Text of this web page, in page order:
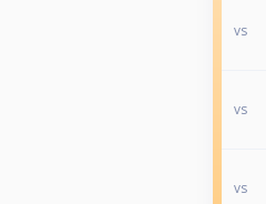
vs
vs
vs